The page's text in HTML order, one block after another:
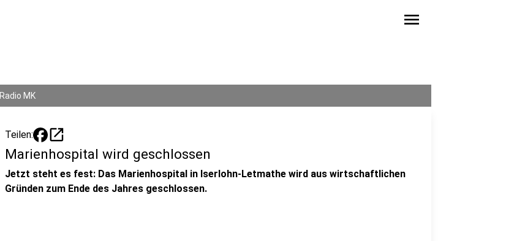
menu
Radio MK
Teilen: open_in_new
Marienhospital wird geschlossen
Jetzt steht es fest: Das Marienhospital in Iserlohn-Letmathe wird aus wirtschaftlichen
Gründen zum Ende des Jahres geschlossen.